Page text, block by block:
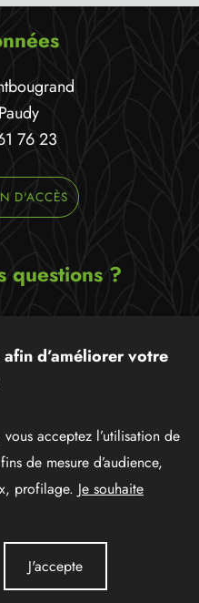
76 23
D'ACCÈS
questions ?
de pouvoir
aide !
NOUS
d’améliorer votre
acceptez l’utilisation de
de mesure d’audience,
profilage. Je souhaite
J'accepte